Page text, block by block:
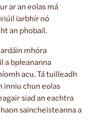
ar an eolas má
iarbhír nó
an phobail.
mhóra
a bpleananna
acu. Tá tuilleadh
inniu chun eolas
siad an eachtra
saincheisteanna a